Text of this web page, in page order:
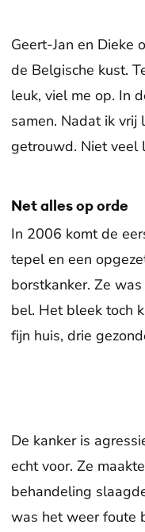
Geert-Jan en Dieke
de Belgische kust.
leuk, viel me op. In
samen. Nadat ik
getrouwd. Niet veel
Net alles op orde
In 2006 komt de
tepel en een
borstkanker. Ze
bel. Het bleek toch
fijn huis, drie
De kanker is
echt voor. Ze
behandeling
was het weer foute